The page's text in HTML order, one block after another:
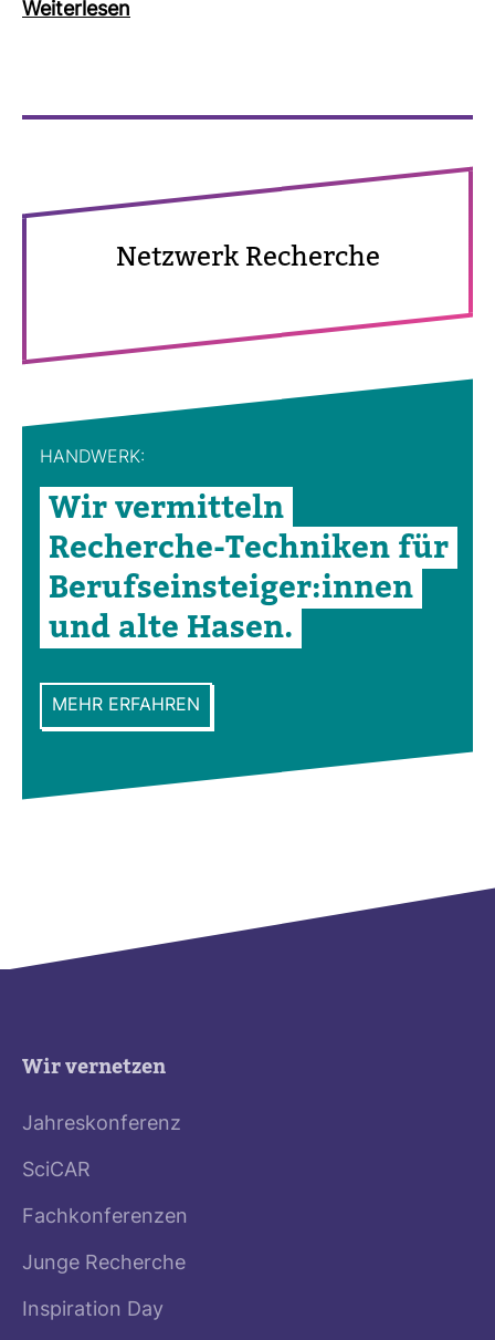
Wei­ter­lesen
Netz­werk Recherche
HAND­WERK:
Wir ver­mit­teln
Recherche-​Tech­niken für
Berufs­ein­steiger:innen
und alte Hasen.
MEHR ERFAHREN
Wir vernetzen
Jahreskonferenz
SciCAR
Fachkonferenzen
Junge Recherche
Inspiration Day